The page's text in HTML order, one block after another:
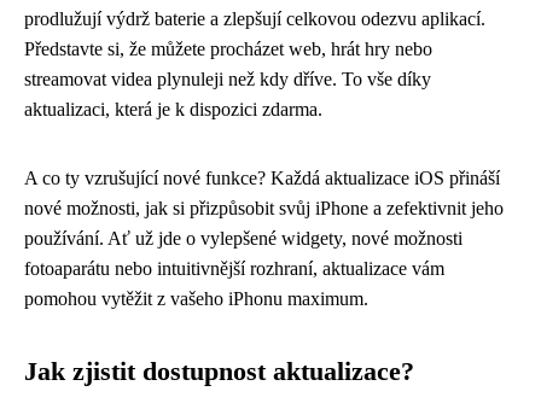
prodlužují výdrž baterie a zlepšují celkovou odezvu aplikací.
Představte si, že můžete procházet web, hrát hry nebo
streamovat videa plynuleji než kdy dříve. To vše díky
aktualizaci, která je k dispozici zdarma.
A co ty vzrušující nové funkce? Každá aktualizace iOS přináší
nové možnosti, jak si přizpůsobit svůj iPhone a zefektivnit jeho
používání. Ať už jde o vylepšené widgety, nové možnosti
fotoaparátu nebo intuitivnější rozhraní, aktualizace vám
pomohou vytěžit z vašeho iPhonu maximum.
Jak zjistit dostupnost aktualizace?